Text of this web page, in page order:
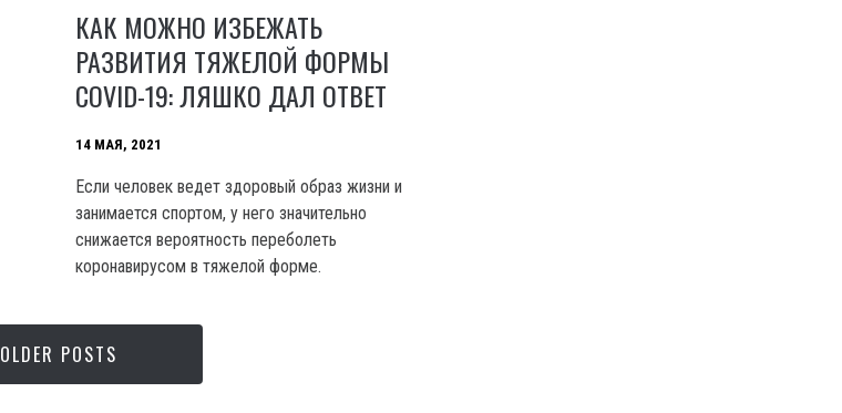
КАК МОЖНО ИЗБЕЖАТЬ
РАЗВИТИЯ ТЯЖЕЛОЙ ФОРМЫ
COVID-19: ЛЯШКО ДАЛ ОТВЕТ
14 МАЯ, 2021
Если человек ведет здоровый образ жизни и
занимается спортом, у него значительно
снижается вероятность переболеть
коронавирусом в тяжелой форме.
OLDER POSTS